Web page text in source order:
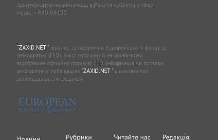
Ідентифікатор онлайн-медіа в Реєстрі суб'єктів у сфері
медіа — R40-06155
"ZAXID.NET "працює за підтримки Європейського фонду за
демократію (EED). Зміст публікацій не обов’язково
відображає офіційну позицію EED. Інформація чи погляди,
висловлені у публікаціях "ZAXID.NET "є виключною
відповідальністю редакції.
Рубрики Читайте нас Редакція